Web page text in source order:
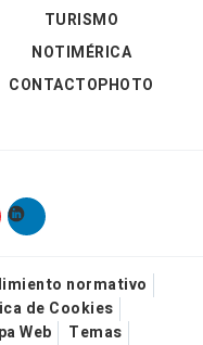
TURISMO
NOTIMÉRICA
CONTACTOPHOTO
normativo
de Cookies
Web Temas